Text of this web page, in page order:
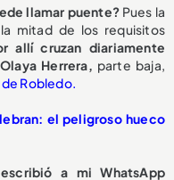
llamar puente?Pues la
mitad de los requisitos
allí cruzan diariamente
Herrera, parte baja,
Robledo.
el peligroso hueco
a mi WhatsApp